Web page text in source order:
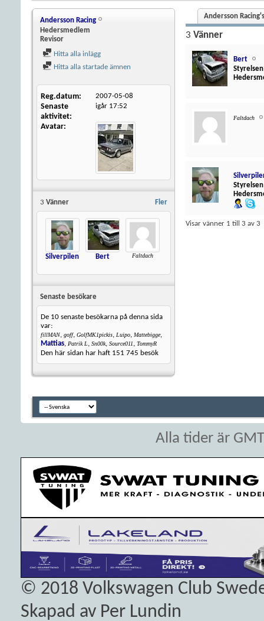
Andersson Racing
Hedersmedlem
Revisor
Hitta alla inlägg
Hitta alla startade ämnen
Reg.datum 2007-05-08
Senaste
aktivitet
igår 17:52
Avatar
Fler
3 Vänner
Silverpilen Bert Faltdach
Senaste besökare
De 10 senaste besökarna på denna sida
var:
fillMAN, goff, GolfMK1pickis, Luipo, Mattebigge,
Mattias, Patrik L, Sn00k, Source011, TommyR
Den här sidan har haft 151 745 besök
Andersson
3 Vänner
Bert
Styrelsen
Faltdach
Styrelsen
Visar vänner 1 till 3 av 3
Alla tider är
© 2018 Volkswagen Club
Skapad av Per Lundin